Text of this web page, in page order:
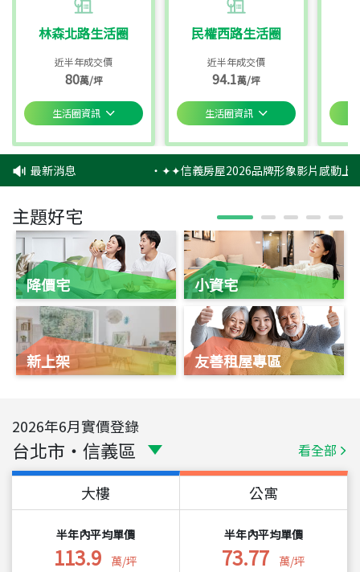
林森北路生活圈
近半年成交價
80萬/坪
生活圈資訊
民權西路生活圈
近半年成交價
94.1萬/坪
生活圈資訊
最新消息 ‧✦✦信義房屋2026品牌形象影片感動上
主題好宅
降價宅
新上架
小資宅
友善租屋專區
2026年6月實價登錄
台北市 ・ 信義區 看全部
大樓
半年內平均單價
113.9 萬/坪
公寓
半年內平均單價
73.77 萬/坪